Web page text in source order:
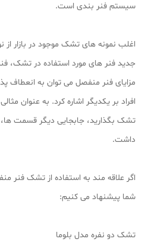
سیستم فنر بندی است.
اغلب نمونه های تشک موجود در بازار
جدید فنر های مورد استفاده در تشک،
مزایای فنر منفصل می توان به انعطاف
افراد بر یکدیگر اشاره کرد. به عنوان
تشک بگذارید، جابجایی دیگر قسمت ها،
داشت.
اگر علاقه مند به استفاده از تشک فنر
شما پیشنهاد می کنیم:
تشک دو نفره مدل بلوما